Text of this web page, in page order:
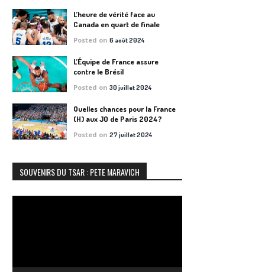
L’heure de vérité face au
Canada en quart de finale
Posted on6 août 2024
L’Équipe de France assure
contre le Brésil
Posted on30 juillet 2024
Quelles chances pour la France
(H) aux JO de Paris 2024?
Posted on27 juillet 2024
SOUVENIRS DU TSAR : PETE MARAVICH